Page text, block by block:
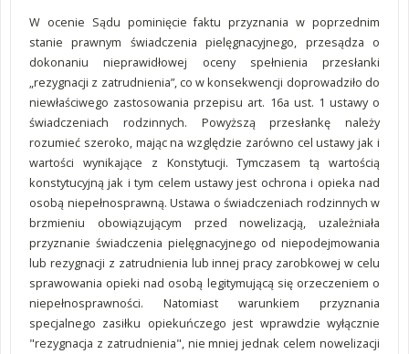
W ocenie Sądu pominięcie faktu przyznania w poprzednim
stanie prawnym świadczenia pielęgnacyjnego, przesądza o
dokonaniu nieprawidłowej oceny spełnienia przesłanki
„rezygnacji z zatrudnienia”, co w konsekwencji doprowadziło do
niewłaściwego zastosowania przepisu art. 16a ust. 1 ustawy o
świadczeniach rodzinnych. Powyższą przesłankę należy
rozumieć szeroko, mając na względzie zarówno cel ustawy jak i
wartości wynikające z Konstytucji. Tymczasem tą wartością
konstytucyjną jak i tym celem ustawy jest ochrona i opieka nad
osobą niepełnosprawną. Ustawa o świadczeniach rodzinnych w
brzmieniu obowiązującym przed nowelizacją, uzależniała
przyznanie świadczenia pielęgnacyjnego od niepodejmowania
lub rezygnacji z zatrudnienia lub innej pracy zarobkowej w celu
sprawowania opieki nad osobą legitymującą się orzeczeniem o
niepełnosprawności. Natomiast warunkiem przyznania
specjalnego zasiłku opiekuńczego jest wprawdzie wyłącznie
"rezygnacja z zatrudnienia", nie mniej jednak celem nowelizacji